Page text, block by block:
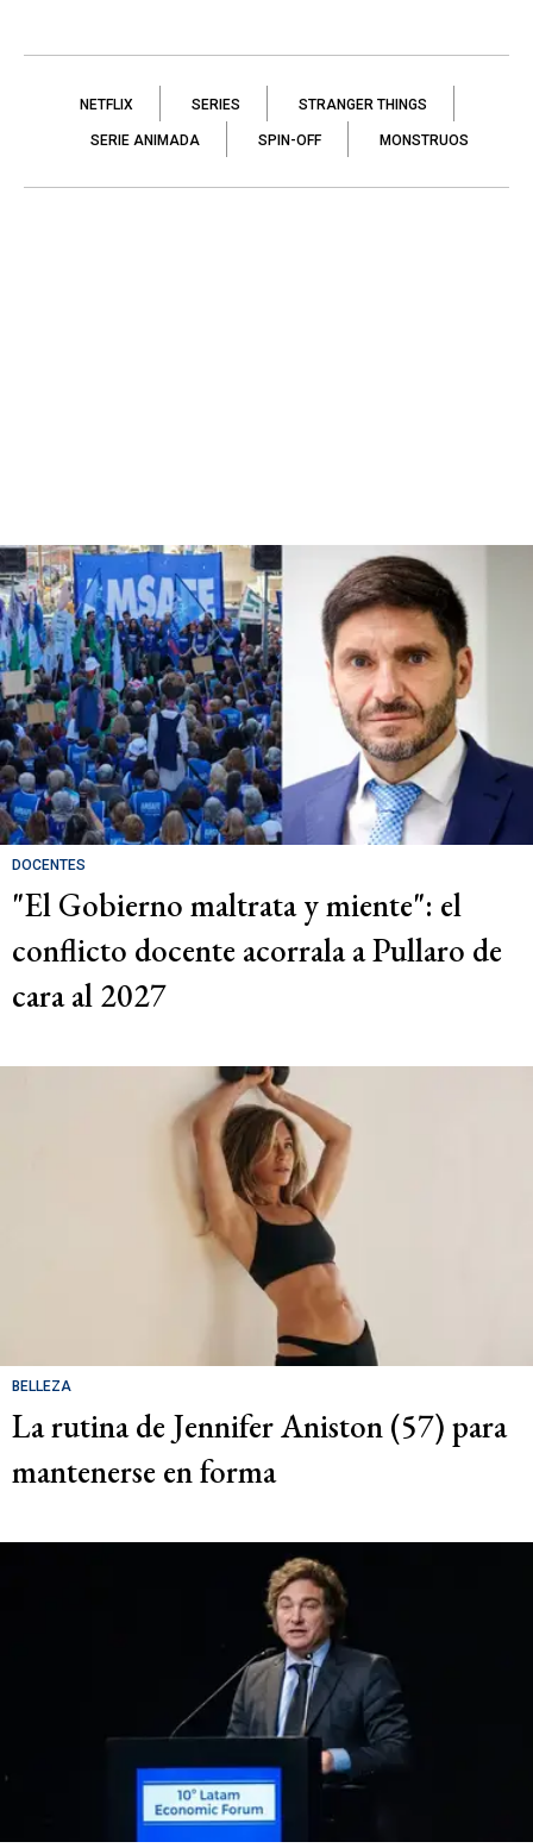
NETFLIX SERIES STRANGER THINGS
SERIE ANIMADA SPIN-OFF MONSTRUOS
DOCENTES
"El Gobierno maltrata y miente": el
conflicto docente acorrala a Pullaro de
cara al 2027
BELLEZA
La rutina de Jennifer Aniston (57) para
mantenerse en forma